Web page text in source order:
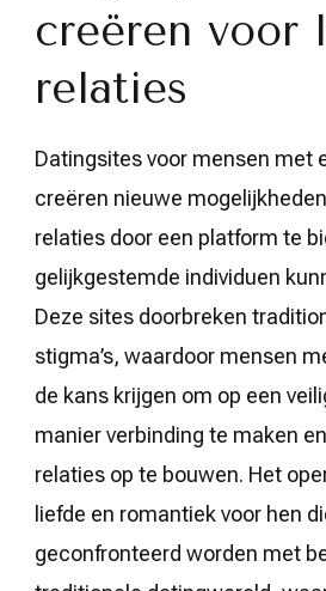
creëren voor
relaties
Datingsites voor mensen met
creëren nieuwe
relaties door een platform te
gelijkgestemde individuen
Deze sites doorbreken
stigma’s, waardoor mensen
de kans krijgen om op een
manier verbinding te maken
relaties op te bouwen. Het
liefde en romantiek voor hen
geconfronteerd worden met